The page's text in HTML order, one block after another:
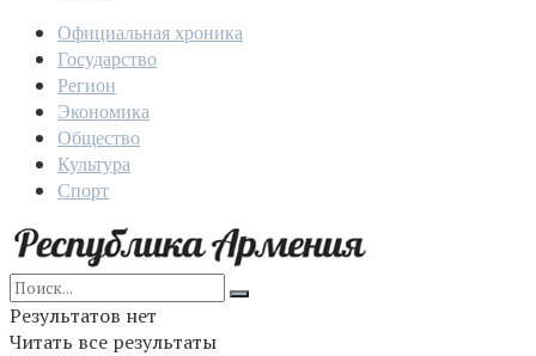
Официальная хроника
Государство
Регион
Экономика
Общество
Культура
Спорт
Результатов нет
Читать все результаты